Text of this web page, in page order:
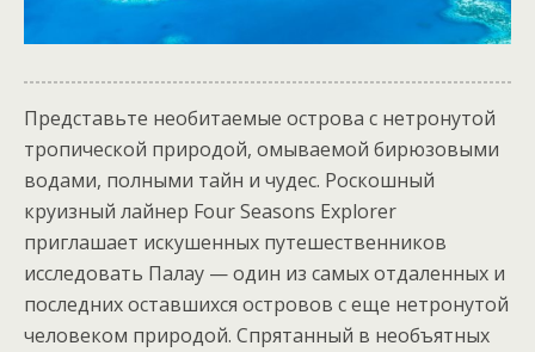
Представьте необитаемые острова с нетронутой
тропической природой, омываемой бирюзовыми
водами, полными тайн и чудес. Роскошный
круизный лайнер Four Seasons Explorer
приглашает искушенных путешественников
исследовать Палау — один из самых отдаленных и
последних оставшихся островов с еще нетронутой
человеком природой. Спрятанный в необъятных